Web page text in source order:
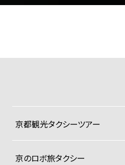
京都観光タクシーツアー
京のロボ旅タクシー